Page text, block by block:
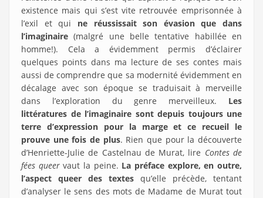
existence mais qui s’est vite retrouvée emprisonnée à
l’exil et qui ne réussissait son évasion que dans
l’imaginaire(malgré une belle tentative habillée en
homme!). Cela a évidemment permis d’éclairer
quelques points dans ma lecture de ses contes mais
aussi de comprendre que sa modernité évidemment en
décalage avec son époque se traduisait à merveille
dans l’exploration du genre merveilleux. Les
littératures de l’imaginaire sont depuis toujours une
terre d’expression pour la marge et ce recueil le
prouve une fois de plus. Rien que pour la découverte
d’Henriette-Julie de Castelnau de Murat, lire Contes de
fées queervaut la peine. La préface explore, en outre,
l’aspect queer des textes qu’elle précède, tentant
d’analyser le sens des mots de Madame de Murat tout